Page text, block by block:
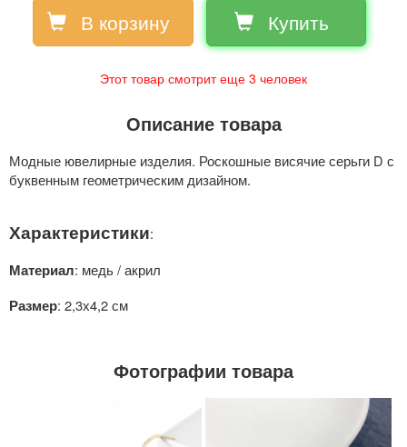
В корзину Купить
Этот товар смотрит еще 3 человек
Описание товара
Модные ювелирные изделия. Роскошные висячие серьги D с
буквенным геометрическим дизайном.
Характеристики:
Материал: медь / акрил
Размер: 2,3х4,2 см
Фотографии товара